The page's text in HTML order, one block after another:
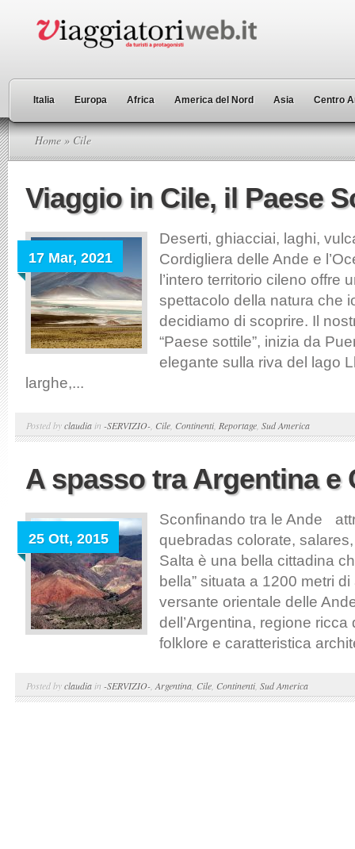
Italia Europa Africa America del Nord Asia Centro
Home » Cile
Viaggio in Cile, il Paese
17 Mar, 2021
Deserti, ghiacciai, laghi,
Cordigliera delle Ande e
l’intero territorio cileno offre
spettacolo della natura che
decidiamo di scoprire. Il
“Paese sottile”, inizia da
elegante sulla riva del lago
larghe,...
Posted byclaudia in -SERVIZIO- Cile Continenti, Reportage Sud America
A spasso tra Argentina e
25 Ott, 2015
Sconfinando tra le Ande
quebradas colorate,
Salta è una bella cittadina
bella” situata a 1200 metri
versante orientale delle
dell’Argentina, regione ricca
folklore e caratteristica
Posted byclaudia in -SERVIZIO- Argentina Cile Continenti, Sud America